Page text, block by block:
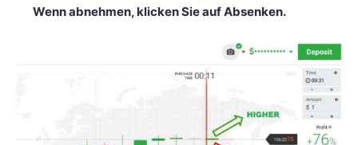
Wenn abnehmen, klicken Sie auf Absenken.